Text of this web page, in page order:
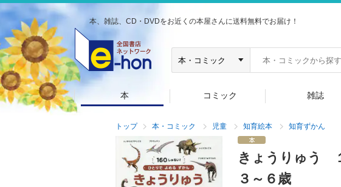
本、雑誌、CD・DVDをお近くの本屋さんに送料無料でお届け！
本 コミック 雑誌
トップ 本・コミック 児童 知育絵本 知育ずかん
きょうりゅう
３～６歳